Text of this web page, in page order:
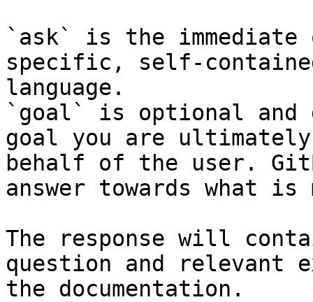
`ask` is the
specific, self-
language.
`goal` is optional and
goal you are
behalf of the user.
answer towards what
The response will
question and relevant
the documentation.